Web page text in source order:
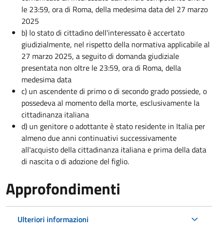
le 23:59, ora di Roma, della medesima data del 27 marzo
2025
b) lo stato di cittadino dell'interessato è accertato
giudizialmente, nel rispetto della normativa applicabile al
27 marzo 2025, a seguito di domanda giudiziale
presentata non oltre le 23:59, ora di Roma, della
medesima data
c) un ascendente di primo o di secondo grado possiede, o
possedeva al momento della morte, esclusivamente la
cittadinanza italiana
d) un genitore o adottante è stato residente in Italia per
almeno due anni continuativi successivamente
all'acquisto della cittadinanza italiana e prima della data
di nascita o di adozione del figlio.
Approfondimenti
Ulteriori informazioni